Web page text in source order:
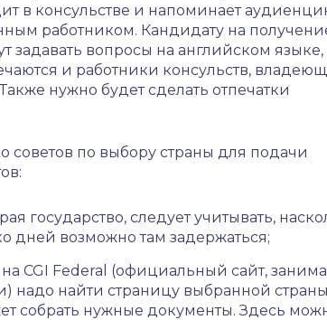
в консульстве и напоминает
работником. Кандидату на
задавать вопросы на английском языке,
и работники консульств,
нужно будет сделать отпечатки
советов по выбору страны для подачи
государство, следует учитывать,
дней возможно там задержаться;
на CGI Federal (официальный сайт,
надо найти страницу выбранной
собрать нужные документы. Здесь